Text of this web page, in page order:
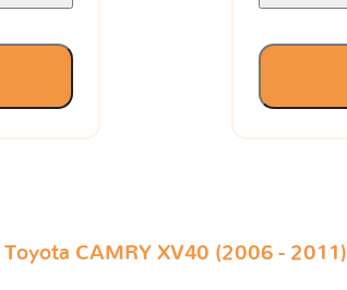
Toyota CAMRY XV40 (2006 - 2011)